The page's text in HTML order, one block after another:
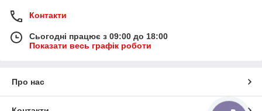
Контакти
Сьогодні працює з 09:00 до 18:00
Показати весь графік роботи
Про нас